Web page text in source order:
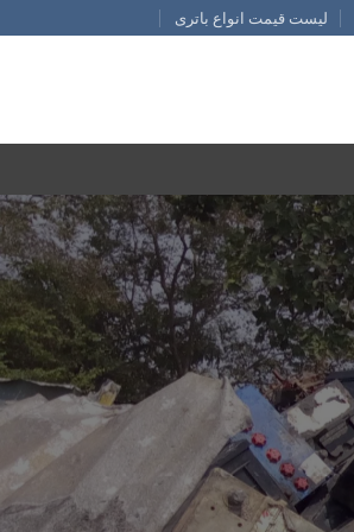
لیست قیمت انواع باتری